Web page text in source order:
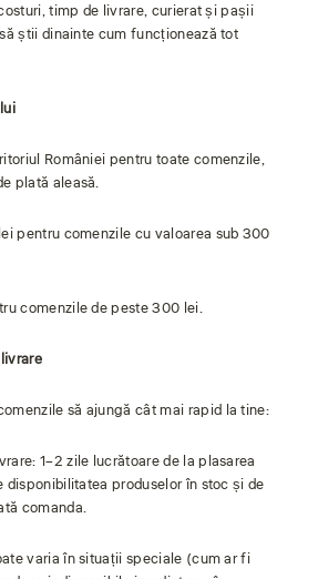
timp de livrare, curierat și pașii
știi dinainte cum funcționează tot
României pentru toate comenzile,
plată aleasă.
pentru comenzile cu valoarea sub 300
comenzile de peste 300 lei.
să ajungă cât mai rapid la tine:
1–2 zile lucrătoare de la plasarea
disponibilitatea produselor în stoc și de
comanda.
varia în situații speciale (cum ar fi